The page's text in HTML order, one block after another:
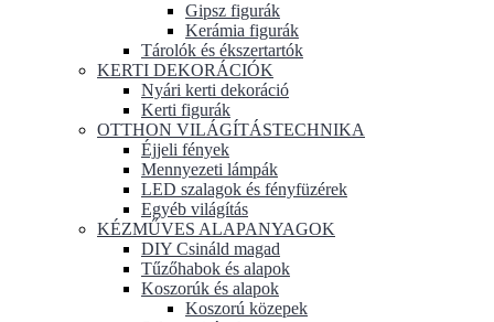
Gipsz figurák
Kerámia figurák
Tárolók és ékszertartók
KERTI DEKORÁCIÓK
Nyári kerti dekoráció
Kerti figurák
OTTHON VILÁGÍTÁSTECHNIKA
Éjjeli fények
Mennyezeti lámpák
LED szalagok és fényfüzérek
Egyéb világítás
KÉZMŰVES ALAPANYAGOK
DIY Csináld magad
Tűzőhabok és alapok
Koszorúk és alapok
Koszorú közepek